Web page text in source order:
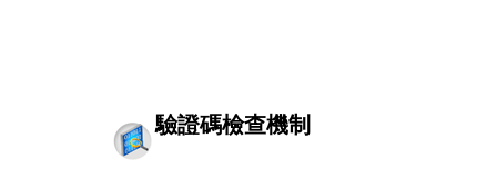
驗證碼檢查機制